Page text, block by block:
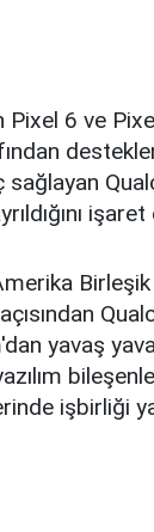
Pixel 6 ve
işaret
yavaş
işbirliği